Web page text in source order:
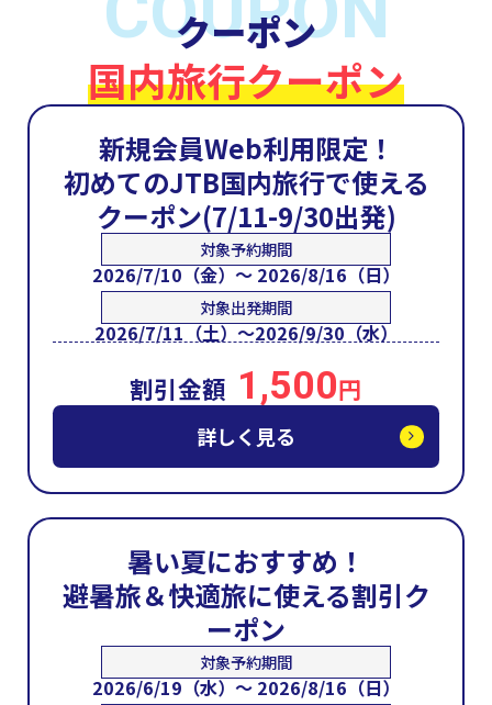
クーポン
国内旅行クーポン
新規会員Web利用限定！
初めてのJTB国内旅行で使える
クーポン(7/11-9/30出発)
対象予約期間
2026/7/10（金）～ 2026/8/16（日）
対象出発期間
2026/7/11（土）～2026/9/30（水）
割引金額 1,500円
詳しく見る
暑い夏におすすめ！
避暑旅＆快適旅に使える割引ク
ーポン
対象予約期間
2026/6/19（水）～ 2026/8/16（日）